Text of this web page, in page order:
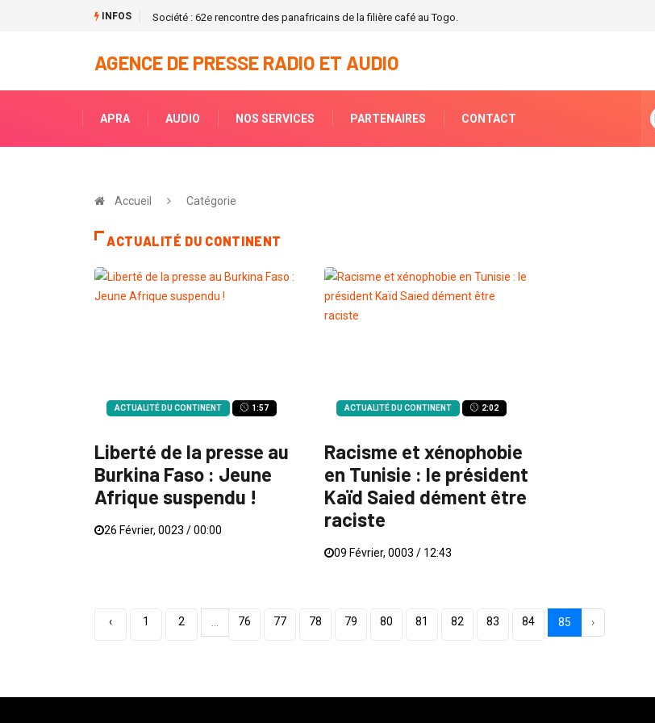
INFOS Société : 62e rencontre des panafricains de la filière café au Togo.
AGENCE DE PRESSE RADIO ET AUDIO
APRA AUDIO NOS SERVICES PARTENAIRES CONTACT
Accueil Catégorie
ACTUALITÉ DU CONTINENT
ACTUALITÉ DU CONTINENT 1:57
Liberté de la presse au
Burkina Faso : Jeune
Afrique suspendu !
26 Février, 0023 / 00:00
ACTUALITÉ DU CONTINENT 2:02
Racisme et xénophobie
en Tunisie : le président
Kaïd Saied dément être
raciste
09 Février, 0003 / 12:43
‹ 1 2 76 77 78 79 80 81 82 83 84 85 ›